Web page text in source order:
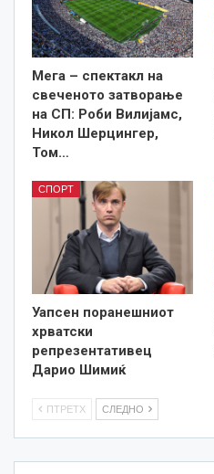
Мега – спектакл на
свеченото затворање
на СП: Роби Вилијамс,
Никол Шерцингер,
Том…
СПОРТ
Уапсен поранешниот
хрватски
репрезентативец
Дарио Шимиќ
ПТРЕТХ СЛЕДНО